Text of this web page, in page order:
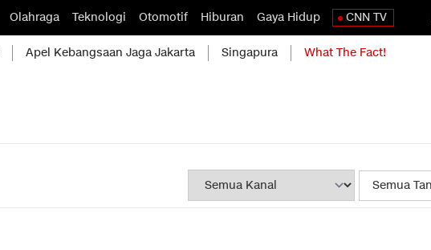
Olahraga Teknologi Otomotif Hiburan Gaya Hidup CNN TV
Apel Kebangsaan Jaga Jakarta Singapura What The Fact!